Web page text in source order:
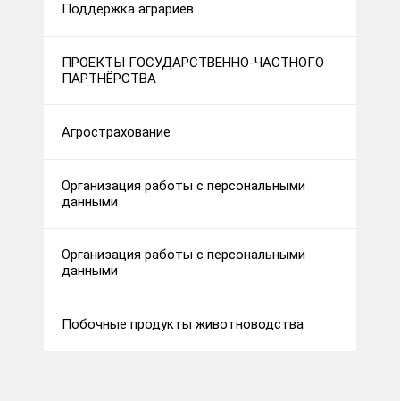
Поддержка аграриев
ПРОЕКТЫ ГОСУДАРСТВЕННО-ЧАСТНОГО
ПАРТНЁРСТВА
Агрострахование
Организация работы с персональными
данными
Организация работы с персональными
данными
Побочные продукты животноводства